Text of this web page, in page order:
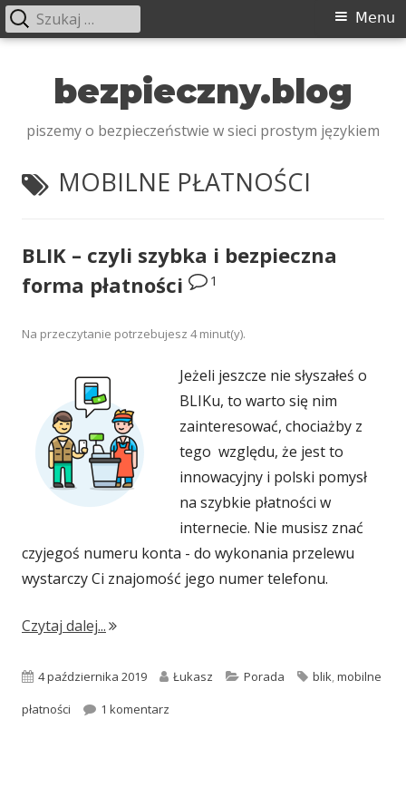
bezpieczny.blog
piszemy o bezpieczeństwie w sieci prostym językiem
Menu
Menu
Szukaj:
TAGI:
MOBILNE PŁATNOŚCI
BLIK – czyli szybka i bezpieczna
forma płatności
1
Na przeczytanie potrzebujesz 4 minut(y).
Jeżeli jeszcze nie słyszałeś o
BLIKu, to warto się nim
zainteresować, chociażby z
tego względu, że jest to
innowacyjny i polski pomysł
na szybkie płatności w
internecie. Nie musisz znać
czyjegoś numeru konta - do wykonania przelewu
wystarczy Ci znajomość jego numer telefonu.
Czytaj dalej..."BLIK – czyli szybka i bezpieczna forma
Opublikowano
4 października 2019 Autor
Łukasz Kategorie
Porada Tagi
blik,mobilne
płatności
1 komentarz